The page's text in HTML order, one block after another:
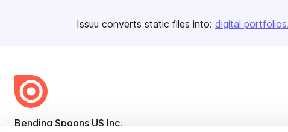
Issuu converts static files into: digital portfolios
Bending Spoons US Inc.